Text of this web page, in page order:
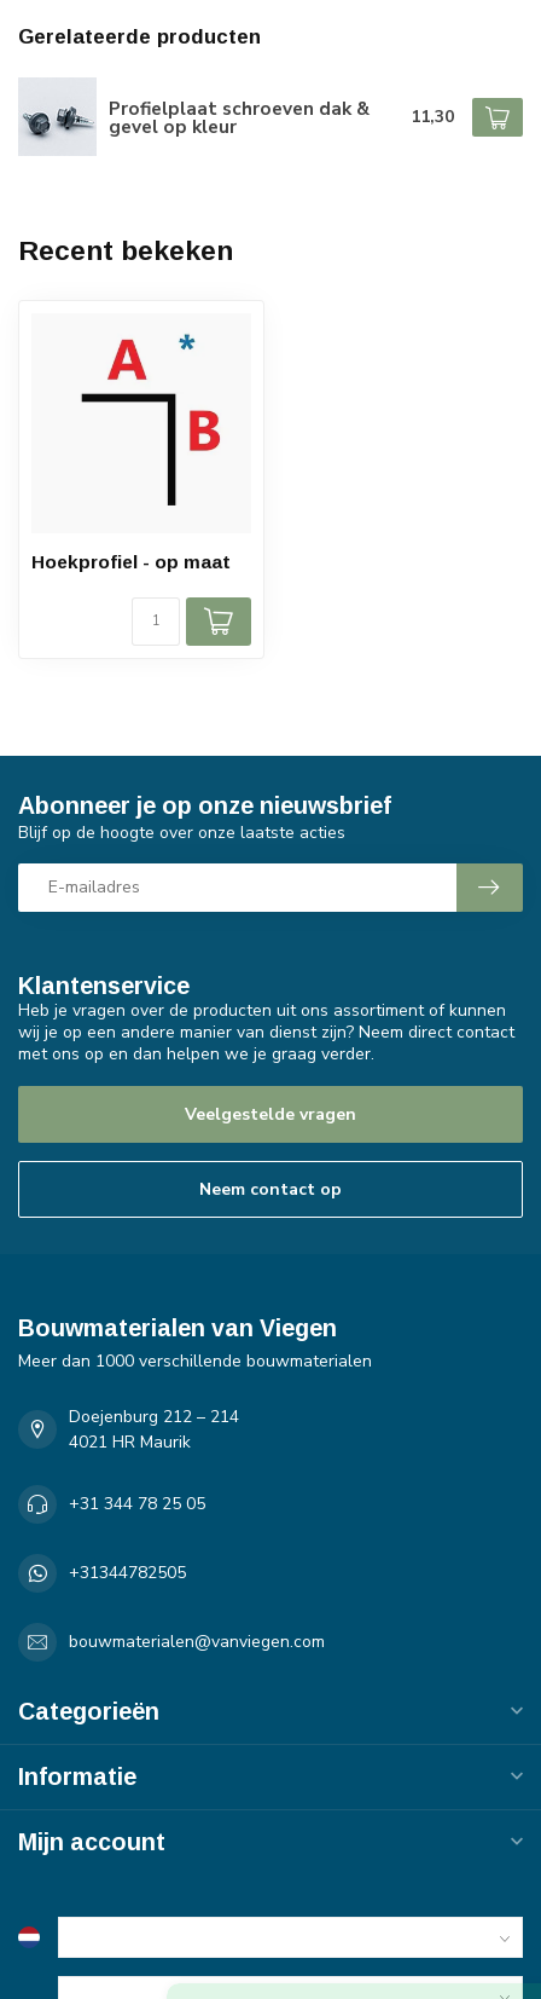
Gerelateerde producten
Profielplaat schroeven dak &
gevel op kleur 11,30
Recent bekeken
Hoekprofiel - op maat
Klantenservice
Heb je vragen over de producten uit ons assortiment of kunnen
wij je op een andere manier van dienst zijn? Neem direct contact
met ons op en dan helpen we je graag verder.
Veelgestelde vragen
Neem contact op
Abonneer je op onze nieuwsbrief
Blijf op de hoogte over onze laatste acties
Bouwmaterialen van Viegen
Meer dan 1000 verschillende bouwmaterialen
Doejenburg 212 – 214
4021 HR Maurik
+31 344 78 25 05
+31344782505
bouwmaterialen@vanviegen.com
Categorieën
Informatie
Mijn account